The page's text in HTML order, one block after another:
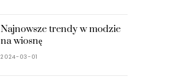
Najnowsze trendy w modzie
na wiosnę
2024-03-01